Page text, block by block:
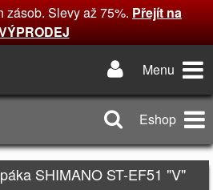
zásob. Slevy až 75%.Přejít na
Menu
Eshop
SHIMANO ST-EF51 "V"